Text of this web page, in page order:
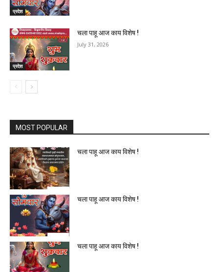
प्रदेश
प्रदेश
चला पाहू आज काय विशेष !
July 31, 2026
MOST POPULAR
चला पाहू आज काय विशेष !
चला पाहू आज काय विशेष !
चला पाहू आज काय विशेष !